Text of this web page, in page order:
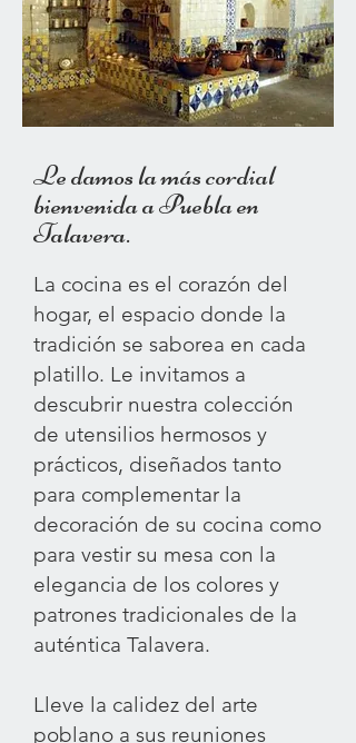
Le damos la más cordial
bienvenida a Puebla en
Talavera.
La cocina es el corazón del
hogar, el espacio donde la
tradición se saborea en cada
platillo. Le invitamos a
descubrir nuestra colección
de utensilios hermosos y
prácticos, diseñados tanto
para complementar la
decoración de su cocina como
para vestir su mesa con la
elegancia de los colores y
patrones tradicionales de la
auténtica Talavera.
Lleve la calidez del arte
poblano a sus reuniones